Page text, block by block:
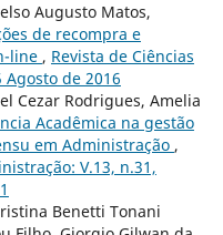
Augusto Matos,
de recompra e
line , Revista de Ciências
de 2016
Cezar Rodrigues, Amelia
Acadêmica na gestão
em Administração ,
V.13, n.31,
Benetti Tonani